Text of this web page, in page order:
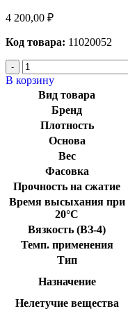
4 200,00 ₽
Код товара: 11020052
В корзину
Вид товара
Бренд
Плотность
Основа
Вес
Фасовка
Прочность на сжатие
Время высыхания при
20°C
Вязкость (ВЗ-4)
Темп. применения
Тип
Назначение
Нелетучие вещества